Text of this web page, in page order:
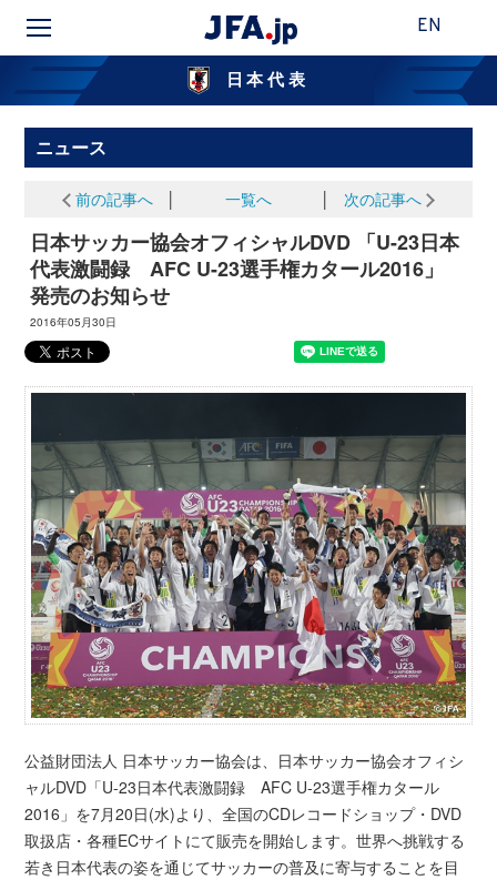
EN
日本代表
ニュース
前の記事へ 一覧へ 次の記事へ
日本サッカー協会オフィシャルDVD 「U-23日本
代表激闘録 AFC U-23選手権カタール2016」
発売のお知らせ
2016年05月30日
公益財団法人 日本サッカー協会は、日本サッカー協会オフィシ
ャルDVD「U-23日本代表激闘録 AFC U-23選手権カタール
2016」を7月20日(水)より、全国のCDレコードショップ・DVD
取扱店・各種ECサイトにて販売を開始します。世界へ挑戦する
若き日本代表の姿を通じてサッカーの普及に寄与することを目